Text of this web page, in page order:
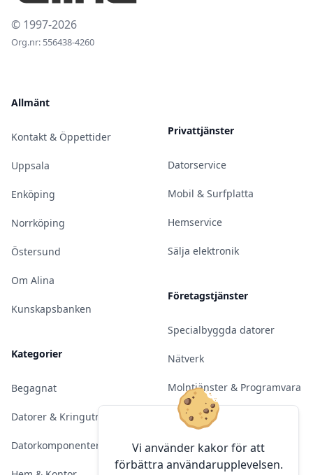
Vi använder kakor för att
förbättra användarupplevelsen.
© 1997-2026
Org.nr: 556438-4260
Allmänt
Kontakt & Öppettider
Uppsala
Enköping
Norrköping
Östersund
Om Alina
Kunskapsbanken
Kategorier
Begagnat
Datorer & Kringutrustning
Datorkomponenter
Privattjänster
Datorservice
Mobil & Surfplatta
Hemservice
Sälja elektronik
Företagstjänster
Specialbyggda datorer
Nätverk
Molntjänster & Programvara
Server & Backup
Kameraövervakning